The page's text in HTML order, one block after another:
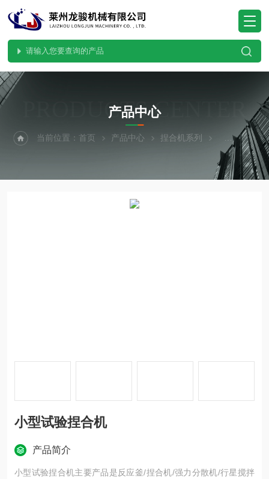
PRODUCTS CENTER
产品中心
当前位置：首页 产品中心 捏合机系列 实验室捏合机
小型试验捏合机
产品简介
小型试验捏合机主要产品是反应釜/捏合机/强力分散机/行星搅拌